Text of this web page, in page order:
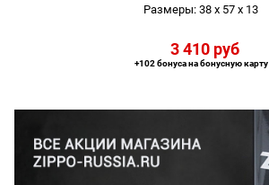
Размеры: 38 x 57 x 13
3 410 руб
+102 бонуса на бонусную карту